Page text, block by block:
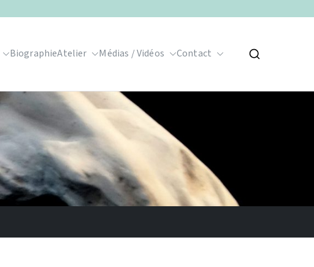
BiographieAtelier Médias / Vidéos Contact